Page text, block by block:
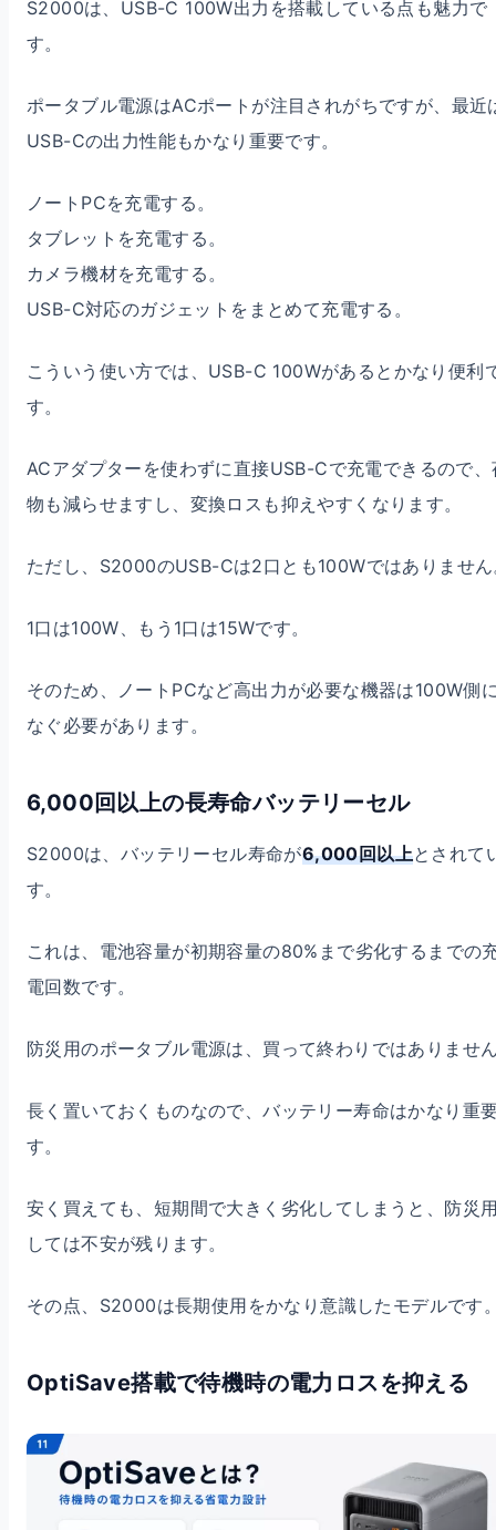
S2000は、USB-C 100W出力を搭載している点も魅力で
す。
ポータブル電源はACポートが注目されがちですが、最近
USB-Cの出力性能もかなり重要です。
ノートPCを充電する。
タブレットを充電する。
カメラ機材を充電する。
USB-C対応のガジェットをまとめて充電する。
こういう使い方では、USB-C 100Wがあるとかなり便利
す。
ACアダプターを使わずに直接USB-Cで充電できるので、
物も減らせますし、変換ロスも抑えやすくなります。
ただし、S2000のUSB-Cは2口とも100Wではありませ
1口は100W、もう1口は15Wです。
そのため、ノートPCなど高出力が必要な機器は100W側
なぐ必要があります。
6,000回以上の長寿命バッテリーセル
S2000は、バッテリーセル寿命が6,000回以上とされて
す。
これは、電池容量が初期容量の80%まで劣化するまでの
電回数です。
防災用のポータブル電源は、買って終わりではありませ
長く置いておくものなので、バッテリー寿命はかなり重
す。
安く買えても、短期間で大きく劣化してしまうと、防災
しては不安が残ります。
その点、S2000は長期使用をかなり意識したモデルです
OptiSave搭載で待機時の電力ロスを抑える